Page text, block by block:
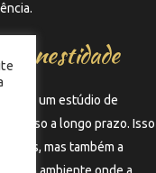
honestidade
de um estúdio de
a longo prazo. Isso
mas também a
Um ambiente onde a